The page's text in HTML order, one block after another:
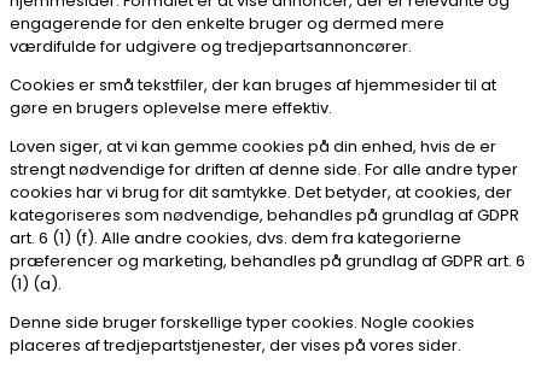
engagerende for den enkelte bruger og dermed mere
værdifulde for udgivere og tredjepartsannoncører.
Cookies er små tekstfiler, der kan bruges af hjemmesider til at
gøre en brugers oplevelse mere effektiv.
Loven siger, at vi kan gemme cookies på din enhed, hvis de er
strengt nødvendige for driften af denne side. For alle andre typer
cookies har vi brug for dit samtykke. Det betyder, at cookies, der
kategoriseres som nødvendige, behandles på grundlag af GDPR
art. 6 (1) (f). Alle andre cookies, dvs. dem fra kategorierne
præferencer og marketing, behandles på grundlag af GDPR art. 6
(1) (a).
Denne side bruger forskellige typer cookies. Nogle cookies
placeres af tredjepartstjenester, der vises på vores sider.